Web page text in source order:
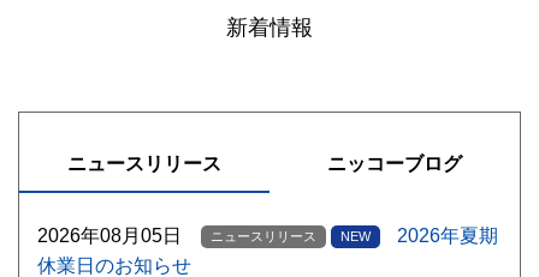
新着情報
ニュースリリース
2026年08月05日 ニュースリリース NEW
2026年夏期
休業日のお知らせ
ニッコーブログ